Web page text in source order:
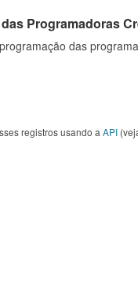
Programadoras
das
registros usando a API